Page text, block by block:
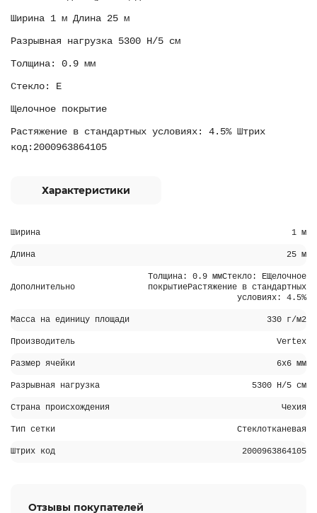
Ширина 1 м Длина 25 м
Разрывная нагрузка 5300 H/5 см
Толщина: 0.9 мм
Стекло: Е
Щелочное покрытие
Растяжение в стандартных условиях: 4.5% Штрих
код:2000963864105
Характеристики
Ширина 1 м
Длина 25 м
Дополнительно
Толщина: 0.9 ммСтекло: ЕЩелочное
покрытиеРастяжение в стандартных
условиях: 4.5%
Масса на единицу площади 330 г/м2
Производитель Vertex
Размер ячейки 6х6 мм
Разрывная нагрузка 5300 H/5 см
Страна происхождения Чехия
Тип сетки Стеклотканевая
Штрих код 2000963864105
Отзывы покупателей